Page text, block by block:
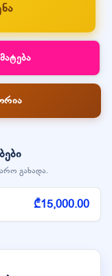
გახადა.
₾15,000.00